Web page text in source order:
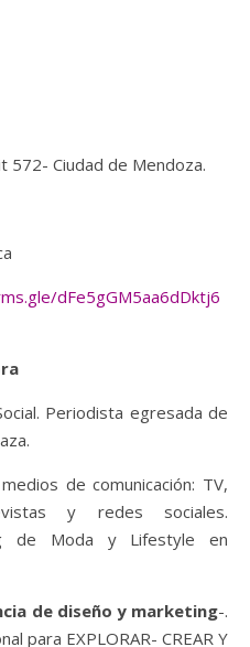
572- Ciudad de Mendoza.
dFe5gGM5aa6dDktj6
​Periodista egresada de
de comunicación: TV,
y redes sociales.
de Moda y Lifestyle en
de diseño y marketing-.
para EXPLORAR- CREAR Y